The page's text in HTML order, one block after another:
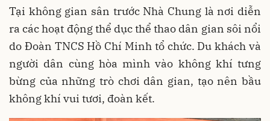
Tại không gian sân trước Nhà Chung là nơi diễn
ra các hoạt động thể dục thể thao dân gian sôi nổi
do Đoàn TNCS Hồ Chí Minh tổ chức. Du khách và
người dân cùng hòa mình vào không khí tưng
bừng của những trò chơi dân gian, tạo nên bầu
không khí vui tươi, đoàn kết.